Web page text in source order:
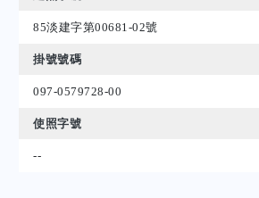
85淡建字第00681-02號
掛號號碼
097-0579728-00
使照字號
--